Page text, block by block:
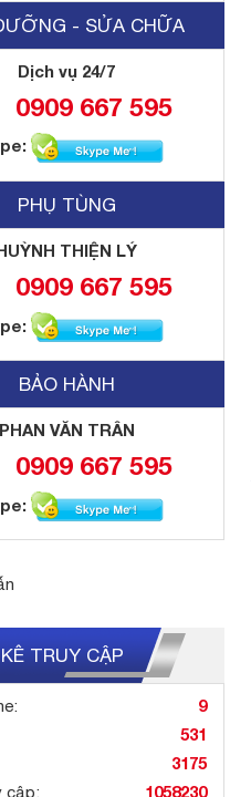
- SỬA CHỮA
Dịch vụ 24/7
0909 667 595
PHỤ TÙNG
THIỆN LÝ
0909 667 595
BẢO HÀNH
PHAN VĂN TRÂN
0909 667 595
TRUY CẬP
9
531
3175
cập: 1058230